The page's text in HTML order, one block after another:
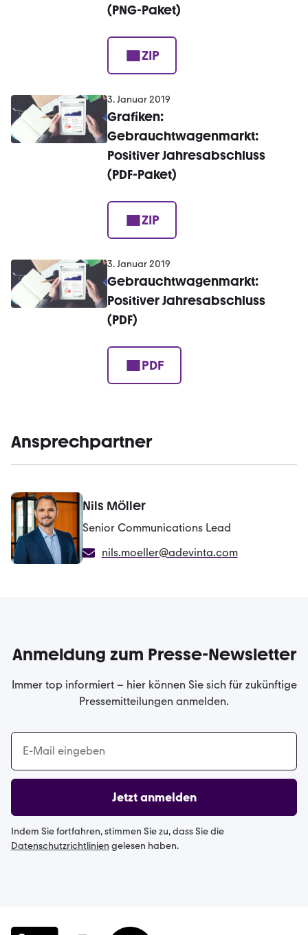
(PNG-Paket)
ZIP
3. Januar 2019
Grafiken:
Gebrauchtwagenmarkt:
Positiver Jahresabschluss
(PDF-Paket)
ZIP
3. Januar 2019
Gebrauchtwagenmarkt:
Positiver Jahresabschluss
(PDF)
PDF
Ansprechpartner
Nils Möller
Senior Communications Lead
nils.moeller@adevinta.com
Anmeldung zum Presse-Newsletter
Immer top informiert – hier können Sie sich für zukünftige
Pressemitteilungen anmelden.
Jetzt anmelden
Indem Sie fortfahren, stimmen Sie zu, dass Sie die
Datenschutzrichtlinien gelesen haben.